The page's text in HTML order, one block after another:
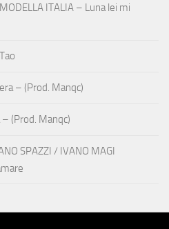
ITALIA – Luna lei mi
– (Prod. Manqc)
(Prod. Manqc)
SPAZZI / IVANO MAGI